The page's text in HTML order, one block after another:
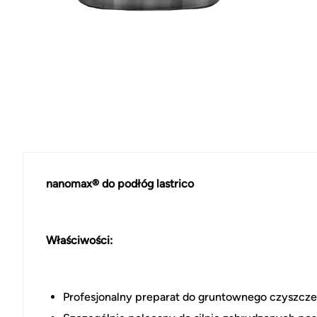
nanomax® do podłóg lastrico
Właściwości:
Profesjonalny preparat do gruntownego